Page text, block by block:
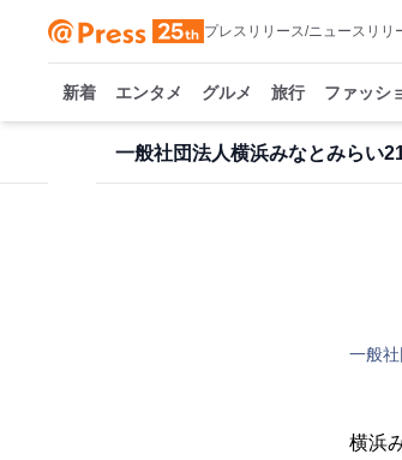
プレスリリース/ニュースリリ
新着 エンタメ グルメ 旅行 ファッシ
一般社団法人横浜みなとみらい
一般
横浜